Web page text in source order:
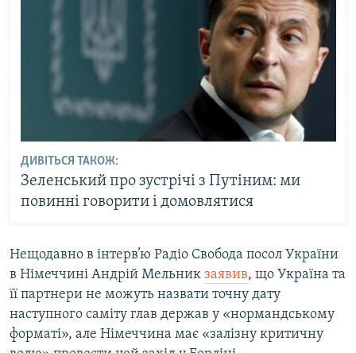
ДИВІТЬСЯ ТАКОЖ:
Зеленський про зустрічі з Путіним: ми
повинні говорити і домовлятися
Нещодавно в інтерв’ю Радіо Свобода посол України
в Німеччині Андрій Мельник заявив, що Україна та
її партнери не можуть назвати точну дату
наступного саміту глав держав у «нормандському
форматі», але Німеччина має «залізну критичну